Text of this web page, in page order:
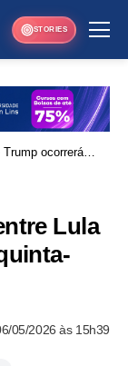
STORIES
ocorrerá
Lula
05/2026 às 15h39